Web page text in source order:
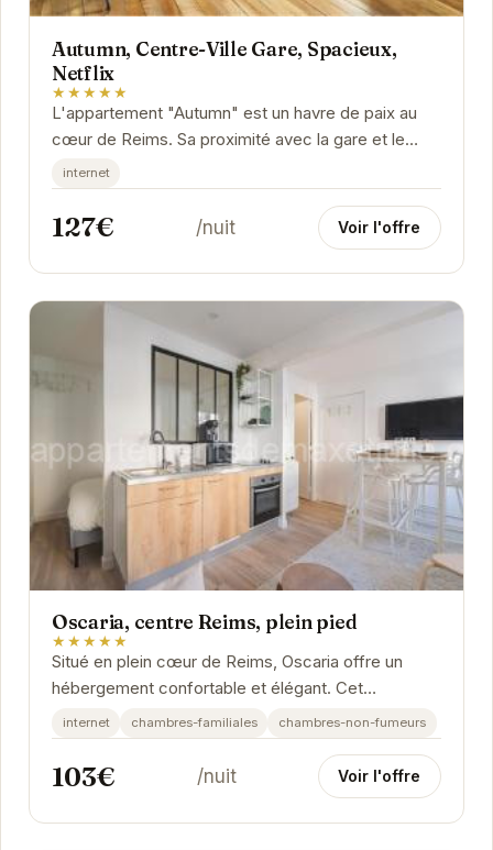
Autumn, Centre-Ville Gare, Spacieux,
Netflix
★★★★★
L'appartement "Autumn" est un havre de paix au
cœur de Reims. Sa proximité avec la gare et le
centre-ville en fait un lieu de séjour idéal pour...
internet
127€ /nuit Voir l'offre
Oscaria, centre Reims, plein pied
★★★★★
Situé en plein cœur de Reims, Oscaria offre un
hébergement confortable et élégant. Cet
appartement plein pied est idéal pour les
voyageurs qui...
internet chambres-familiales chambres-non-fumeurs
103€ /nuit Voir l'offre